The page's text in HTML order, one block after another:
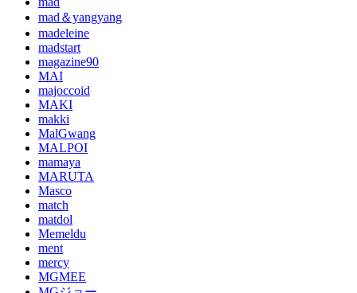
mad＆yangyang
madeleine
madstart
magazine90
MAI
majoccoid
MAKI
makki
MalGwang
MALPOI
mamaya
MARUTA
Masco
match
matdol
Memeldu
ment
mercy
MGMEE